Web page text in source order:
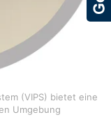
(VIPS) bietet eine
Umgebung